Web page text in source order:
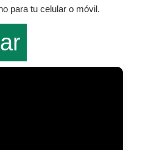
para tu celular o móvil.